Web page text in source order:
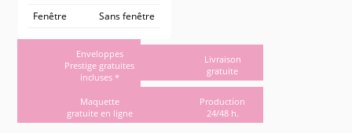
Fenêtre
Sans fenêtre
Enveloppes
Prestige gratuites
incluses *
Livraison
gratuite
Maquette
gratuite en ligne
Production
24/48 h.